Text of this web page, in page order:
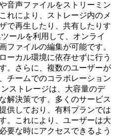
音声ファイルをストリーミン
れにより、ストレージ内のメ
で再生したり、共有したりす
ールを利用して、オンライ
ファイルの編集が可能です。
ーカル環境に依存せずに行う
。さらに、複数のユーザーが
チームでのコラボレーション
ストレージは、大容量のデ
解決策です。多くのサービス
供しており、有料プランでは
。これにより、ユーザーは大
要な時にアクセスできるよう